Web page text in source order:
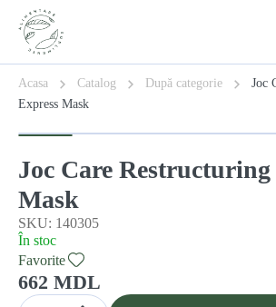
Acasa Catalog După categorie
Joc
Express Mask
Joc Care Restructuring
Mask
SKU: 140305
În stoc
Favorite
662 MDL